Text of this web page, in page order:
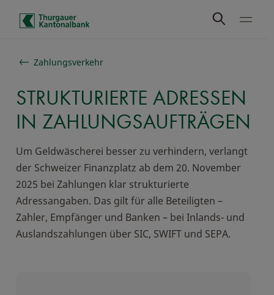
Schnelle Navigation
Zahlungsverkehr
STRUKTURIERTE ADRESSEN
IN ZAHLUNGSAUFTRÄGEN
Um Geldwäscherei besser zu verhindern, verlangt
der Schweizer Finanzplatz ab dem 20. November
2025 bei Zahlungen klar strukturierte
Adressangaben. Das gilt für alle Beteiligten –
Zahler, Empfänger und Banken – bei Inlands- und
Auslandszahlungen über SIC, SWIFT und SEPA.